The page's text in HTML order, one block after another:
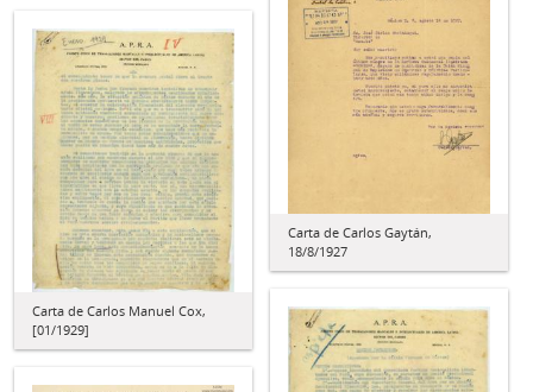
Carta de Carlos Gaytán,
18/8/1927
Carta de Carlos Manuel Cox,
[01/1929]